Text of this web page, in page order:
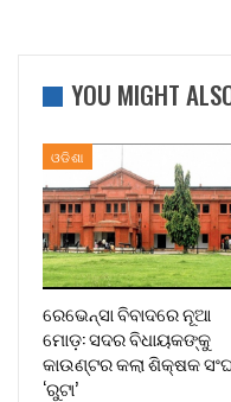
YOU MIGHT
ଓଡିଶା
ରେଭେନ୍ସା ବିବାଦରେ ନୂଆ
ମୋଡ଼: ସଦର ବିଧାୟକଙ୍କୁ
କାଉଣ୍ଟର କଲା ଶିକ୍ଷକ ସଂଘ
‘ରୁଟା’